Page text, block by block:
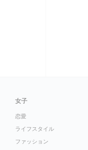
女子
恋愛
ライフスタイル
ファッション